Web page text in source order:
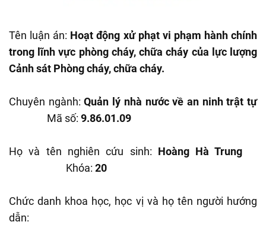
Tên luận án: Hoạt động xử phạt vi phạm hành chính
trong lĩnh vực phòng cháy, chữa cháy của lực lượng
Cảnh sát Phòng cháy, chữa cháy.
Chuyên ngành:Quản lý nhà nước về an ninh trật tự
Mã số: 9.86.01.09
Họ và tên nghiên cứu sinh: Hoàng Hà Trung
Khóa: 20
Chức danh khoa học, học vị và họ tên người hướng
dẫn: